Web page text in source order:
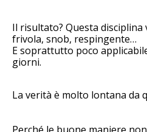
Il risultato? Questa disciplina
frivola, snob, respingente…
E soprattutto poco
giorni.
La verità è molto lontana da